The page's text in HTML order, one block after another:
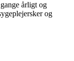
årligt og
og